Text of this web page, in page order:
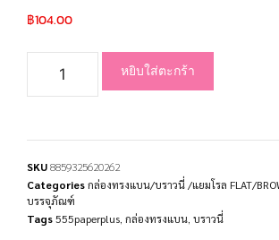
฿104.00
หยิบใส่ตะกร้า
SKU8859325620262
Categoriesกล่องทรงแบน/บราวนี่ /แยมโรล FLAT/
บรรจุภัณฑ์
Tags555paperplus กล่องทรงแบน บราวนี่